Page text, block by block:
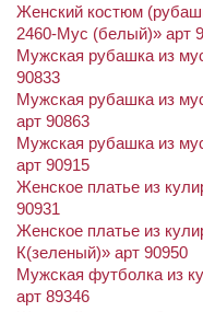
Женский костюм
2460-Мус (белый)» арт
Мужская рубашка из
90833
Мужская рубашка из
арт 90863
Мужская рубашка из
арт 90915
Женское платье из
90931
Женское платье из
К(зеленый)» арт 90950
Мужская футболка из
арт 89346